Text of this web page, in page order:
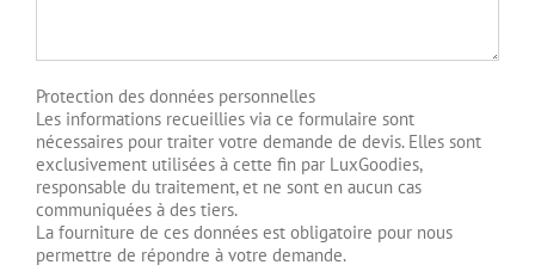
Protection des données personnelles
Les informations recueillies via ce formulaire sont
nécessaires pour traiter votre demande de devis. Elles sont
exclusivement utilisées à cette fin par LuxGoodies,
responsable du traitement, et ne sont en aucun cas
communiquées à des tiers.
La fourniture de ces données est obligatoire pour nous
permettre de répondre à votre demande.